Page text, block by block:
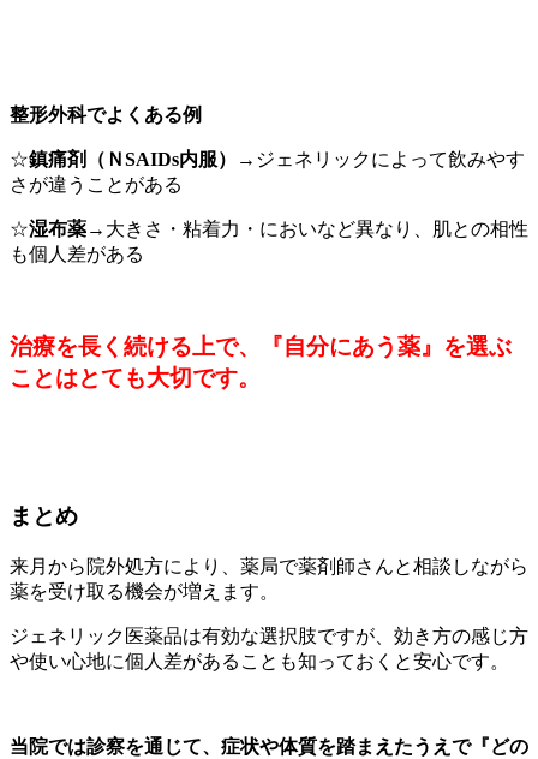
整形外科でよくある例
☆鎮痛剤（ＮSAIDs内服）
→ジェネリックによって飲みやす
さが違うことがある
☆湿布薬→大きさ・粘着力・においなど異なり、肌との相性
も個人差がある
治療を長く続ける上で、『自分にあう薬』を選ぶ
ことはとても大切です。
まとめ
来月から院外処方により、薬局で薬剤師さんと相談しながら
薬を受け取る機会が増えます。
ジェネリック医薬品は有効な選択肢ですが、効き方の感じ方
や使い心地に個人差があることも知っておくと安心です。
当院では診察を通じて、症状や体質を踏まえたうえで『どの